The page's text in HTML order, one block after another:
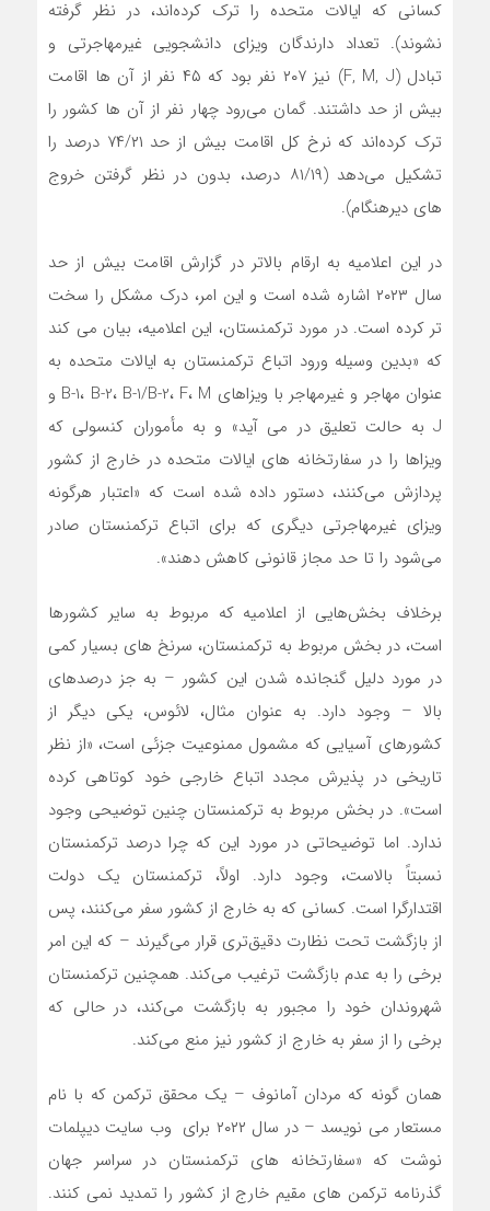
کسانی که ایالات متحده را ترک کرده‌اند، در نظر گرفته
نشوند). تعداد دارندگان ویزای دانشجویی غیرمهاجرتی و
تبادل (F, M, J) نیز ۲۰۷ نفر بود که ۴۵ نفر از آن ها اقامت
بیش از حد داشتند. گمان می‌رود چهار نفر از آن ها کشور را
ترک کرده‌اند که نرخ کل اقامت بیش از حد ۷۴/۲۱ درصد را
تشکیل می‌دهد (۸۱/۱۹ درصد، بدون در نظر گرفتن خروج
‌های دیرهنگام).
در این اعلامیه به ارقام بالاتر در گزارش اقامت بیش از حد
سال ۲۰۲۳ اشاره شده است و این امر، درک مشکل را سخت
تر کرده است. در مورد ترکمنستان، این اعلامیه، بیان می کند
که «بدین وسیله ورود اتباع ترکمنستان به ایالات متحده به
عنوان مهاجر و غیرمهاجر با ویزاهای B-1، B-2، B-1/B-2، F، M و
J به حالت تعلیق در می ‌آید» و به مأموران کنسولی که
ویزاها را در سفارتخانه‌ های ایالات متحده در خارج از کشور
پردازش می‌کنند، دستور داده شده است که «اعتبار هرگونه
ویزای غیرمهاجرتی دیگری که برای اتباع ترکمنستان صادر
می‌شود را تا حد مجاز قانونی کاهش دهند».
برخلاف بخش‌هایی از اعلامیه که مربوط به سایر کشورها
است، در بخش مربوط به ترکمنستان، سرنخ ‌های بسیار کمی
در مورد دلیل گنجانده شدن این کشور – به جز درصدهای
بالا – وجود دارد. به عنوان مثال، لائوس، یکی دیگر از
کشورهای آسیایی که مشمول ممنوعیت جزئی است، «از نظر
تاریخی در پذیرش مجدد اتباع خارجی خود کوتاهی کرده
است». در بخش مربوط به ترکمنستان چنین توضیحی وجود
ندارد. اما توضیحاتی در مورد این که چرا درصد ترکمنستان
نسبتاً بالاست، وجود دارد. اولاً، ترکمنستان یک دولت
اقتدارگرا است. کسانی که به خارج از کشور سفر می‌کنند، پس
از بازگشت تحت نظارت دقیق‌تری قرار می‌گیرند – که این امر
برخی را به عدم بازگشت ترغیب می‌کند. همچنین ترکمنستان
شهروندان خود را مجبور به بازگشت می‌کند، در حالی که
برخی را از سفر به خارج از کشور نیز منع می‌کند.
همان گونه که مردان آمانوف – یک محقق ترکمن که با نام
مستعار می‌ نویسد – در سال ۲۰۲۲ برای وب سایت دیپلمات
نوشت که «سفارتخانه‌ های ترکمنستان در سراسر جهان
گذرنامه ترکمن‌ های مقیم خارج از کشور را تمدید نمی کنند.